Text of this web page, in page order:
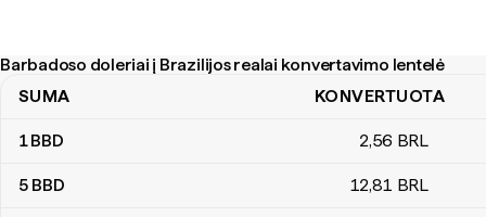
Barbadoso doleriai į Brazilijos realai konvertavimo lentelė
Barbadoso doleriai į Brazilijos realai konvertavimo lentelė
SUMA KONVERTUOTA
1BBD 2,56 BRL
5 BBD 12,81 BRL